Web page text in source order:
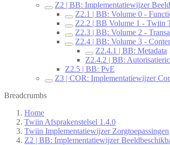
Z2 | BB: Implementatiewijzer
Z2.1 | BB: Volume 0 -
Z2.2 | BB Volume 1 - Twiin
Z2.3 | BB: Volume 2 -
Z2.4 | BB: Volume 3 -
Z2.4.1 | BB: Metadata
Z2.4.2 | BB:
Z2.5 | BB: PvE
Z3 | COR: Implementatiewijzer
Breadcrumbs
Home
Twiin Afsprakenstelsel 1.4.0
Twiin Implementatiewijzer Zorgtoepassingen
Z2 | BB: Implementatiewijzer